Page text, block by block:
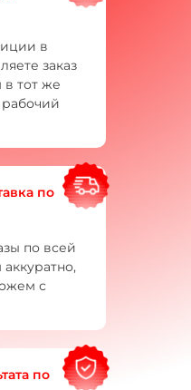
в
заказ
тот же
по
по всей
с
по